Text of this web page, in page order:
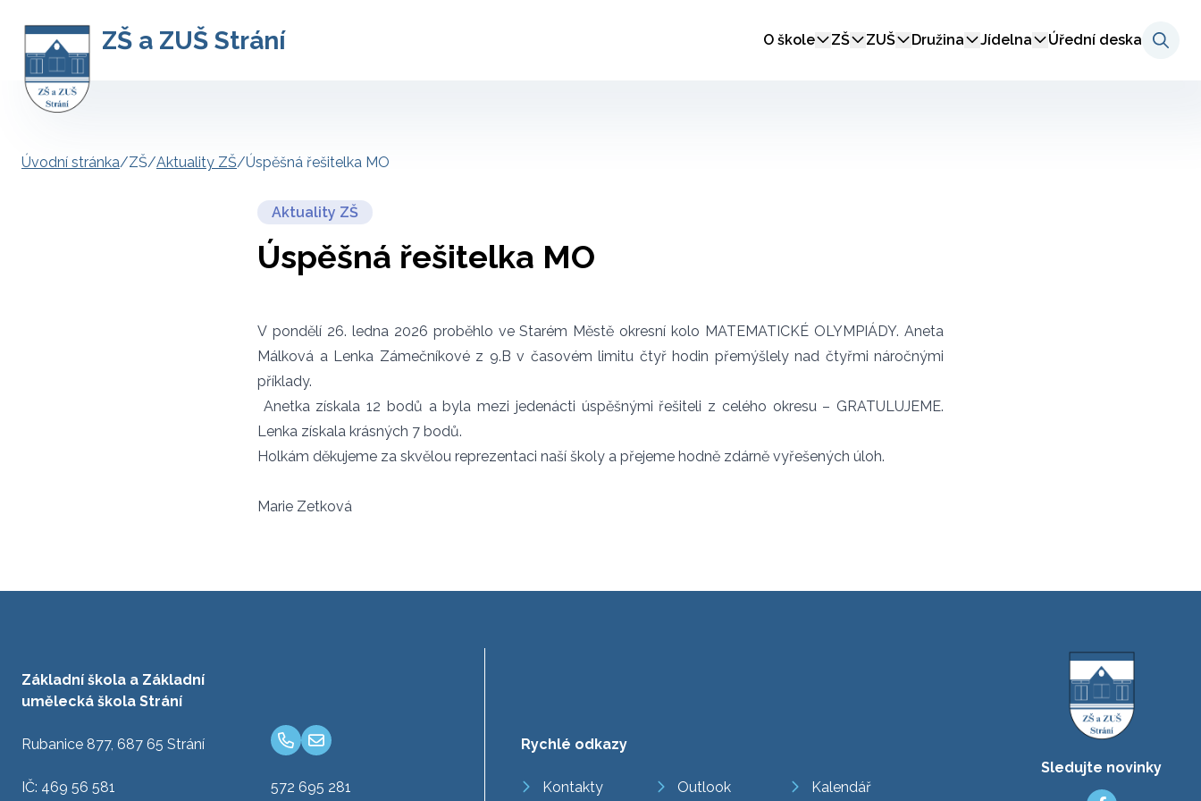
ZŠ a ZUŠ Strání O škole ZŠ ZUŠ Družina Jídelna Úřední deska
Úvodní stránka/ZŠ/Aktuality ZŠ/Úspěšná řešitelka MO
Aktuality ZŠ
Úspěšná řešitelka MO
V pondělí 26. ledna 2026 proběhlo ve Starém Městě okresní kolo MATEMATICKÉ OLYMPIÁDY. Aneta
Málková a Lenka Zámečníkové z 9.B v časovém limitu čtyř hodin přemýšlely nad čtyřmi náročnými
příklady.
Anetka získala 12 bodů a byla mezi jedenácti úspěšnými řešiteli z celého okresu – GRATULUJEME.
Lenka získala krásných 7 bodů.
Holkám děkujeme za skvělou reprezentaci naší školy a přejeme hodně zdárně vyřešených úloh.
Marie Zetková
Základní škola a Základní
umělecká škola Strání
Rubanice 877, 687 65 Strání
IČ: 469 56 581
572 695 281
Rychlé odkazy
Kontakty Outlook
Kalendář
Sledujte novinky